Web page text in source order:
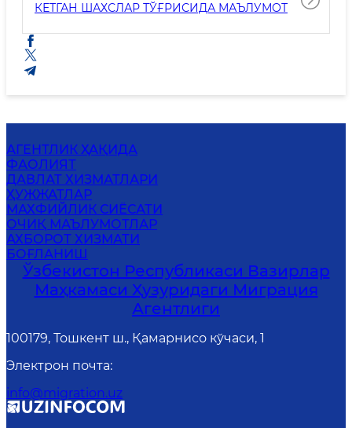
КЕТГАН ШАХСЛАР ТЎҒРИСИДА МАЪЛУМОТ
АГЕНТЛИК ҲАҚИДА
ФАОЛИЯТ
ДАВЛАТ ХИЗМАТЛАРИ
ҲУЖЖАТЛАР
MАХФИЙЛИК СИЁСАТИ
ОЧИҚ МАЪЛУМОТЛАР
АХБОРОТ ХИЗМАТИ
БОҒЛАНИШ
Ўзбекистон Республикаси Вазирлар
Маҳкамаси Ҳузуридаги Миграция
Агентлиги
100179, Тошкент ш., Қамарнисо кўчаси, 1
Электрон почта:
info@migration.uz